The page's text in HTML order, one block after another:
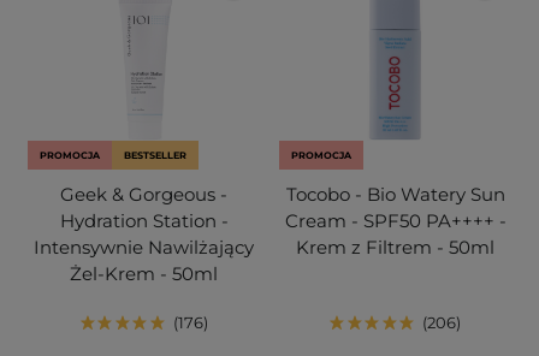
PROMOCJA BESTSELLER
Geek & Gorgeous -
Hydration Station -
Intensywnie Nawilżający
Żel-Krem - 50ml
176
PROMOCJA
Tocobo - Bio Watery Sun
Cream - SPF50 PA++++ -
Krem z Filtrem - 50ml
206